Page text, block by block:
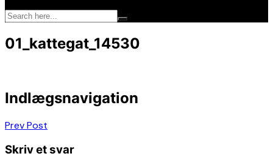
01_kattegat_14530
Indlægsnavigation
Prev Post
Skriv et svar